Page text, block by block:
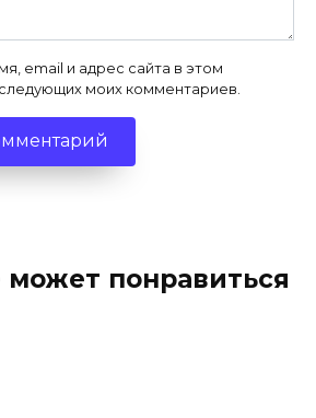
email и адрес сайта в этом
моих комментариев.
понравиться